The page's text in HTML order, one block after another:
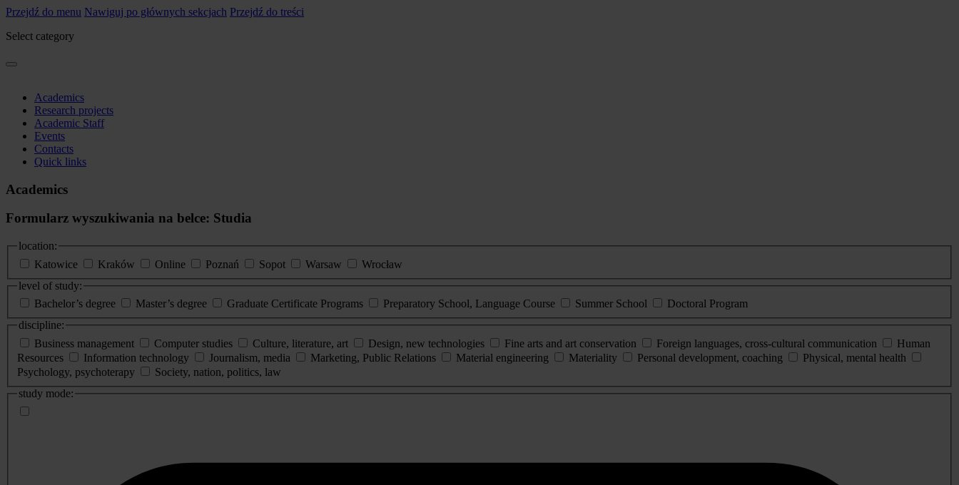
Przejdź do menu Nawiguj po głównych sekcjach Przejdź do treści
Select category
Academics
Research projects
Academic Staff
Events
Contacts
Quick links
Academics
Formularz wyszukiwania na belce: Studia
location:
Katowice
Kraków Online Poznań Sopot Warsaw
Wrocław
level of study:
Bachelor’s degree
Master’s degree Graduate Certificate Programs Preparatory School, Language Course Summer School
Doctoral Program
discipline:
Business management
Computer studies Culture, literature, art Design, new technologies Fine arts and art conservation Foreign languages, cross-cultural communication
Human
Resources
Information technology Journalism, media Marketing, Public Relations Material engineering Materiality Personal development, coaching
Physical, mental health
Psychology, psychoterapy
Society, nation, politics, law
study mode: